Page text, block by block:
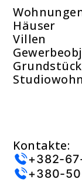
Häuser
Villen
Grundstück
Kontakte:
+382-
+380-